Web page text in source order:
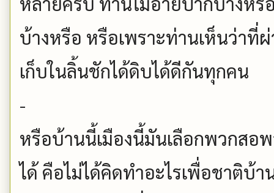
บ้างหรือ หรือเพราะท่านเห็นว่าที่
เก็บในลิ้นชักได้ดิบได้ดีกันทุกคน
-
หรือบ้านนี้เมืองนี้มันเลือกพวกส
ได้ คือไม่ได้คิดทำอะไรเพื่อชาติบ้า